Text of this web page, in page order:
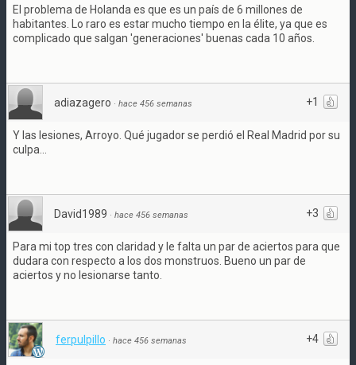
El problema de Holanda es que es un país de 6 millones de
habitantes. Lo raro es estar mucho tiempo en la élite, ya que es
complicado que salgan 'generaciones' buenas cada 10 años.
+1
adiazagero · hace 456 semanas
Y las lesiones, Arroyo. Qué jugador se perdió el Real Madrid por su
culpa...
+3
David1989 · hace 456 semanas
Para mi top tres con claridad y le falta un par de aciertos para que
dudara con respecto a los dos monstruos. Bueno un par de
aciertos y no lesionarse tanto.
+4
ferpulpillo · hace 456 semanas